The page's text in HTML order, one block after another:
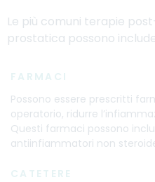
Le più comuni terapie
prostatica possono
FARMACI
Possono essere prescritti
operatorio, ridurre
Questi farmaci possono
antiinfiammatori non
CATETERE